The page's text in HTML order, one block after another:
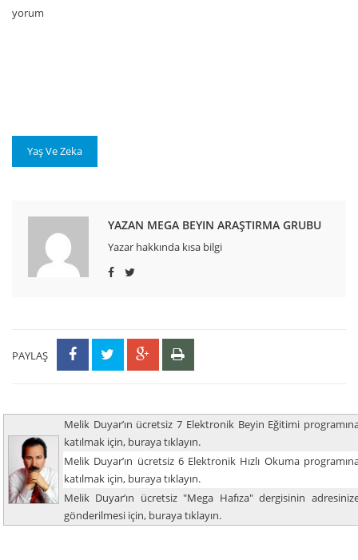
yorum
Yaş Ve Zeka
YAZAN MEGA BEYIN ARAŞTIRMA GRUBU
Yazar hakkında kısa bilgi
PAYLAŞ
Melik Duyar’ın ücretsiz 7 Elektronik Beyin Eğitimi
katılmak için, buraya tıklayın.
Melik Duyar’ın ücretsiz 6 Elektronik Hızlı Okuma
katılmak için, buraya tıklayın.
Melik Duyar’ın ücretsiz "Mega Hafıza" dergisinin
gönderilmesi için, buraya tıklayın.